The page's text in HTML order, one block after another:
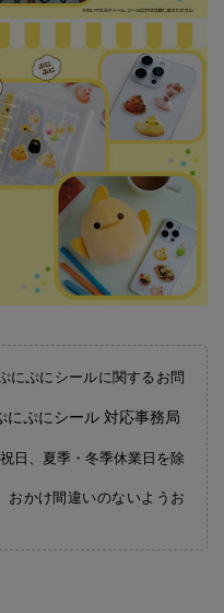
にぷにシールに関するお問
にぷにシール 対応事務局
日、夏季・冬季休業日を除
かけ間違いのないようお